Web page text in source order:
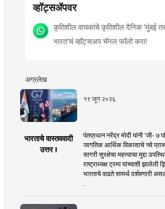
व्हॉट्सॲपवर
कृतिशील वाचकांचे कृतिशील दैनिक 'मुंबई
भारत'चं व्हॉट्सअप चॅनल फॉलो करा!
अग्रलेख
१९ जून २०२६
भारताचे वास्तववादी
उत्तर !
पंतप्रधान नरेंद्र मोदी यांनी 'जी- ७
जागतिक आर्थिक विकासाचे नवे
सागरी सुरक्षेचा महत्त्वाचा मुद्दा
राष्ट्राध्यक्ष ट्रम्प यांच्याशी झालेली
भारताचे वाढते सामर्थ दर्शवणारी